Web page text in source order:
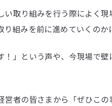
取り組みを行う際によく
組みを前に進めていくのか
」という声や、今現場で
者の皆さまから「ぜひこ